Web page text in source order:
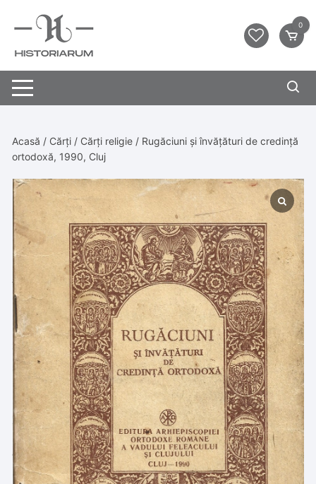
0
Acasă / Cărți / Cărți religie / Rugăciuni și învățături de credință
ortodoxă, 1990, Cluj